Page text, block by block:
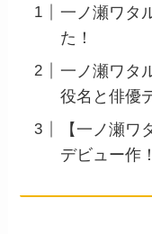
一ノ瀬ワタ
た！
一ノ瀬ワタ
役名と俳優
【一ノ瀬ワ
デビュー作！